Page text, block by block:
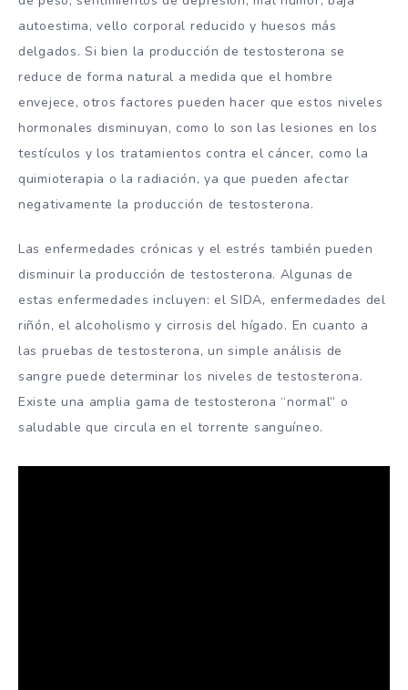
autoestima, vello corporal reducido y huesos más
delgados. Si bien la producción de testosterona se
reduce de forma natural a medida que el hombre
envejece, otros factores pueden hacer que estos niveles
hormonales disminuyan, como lo son las lesiones en los
testículos y los tratamientos contra el cáncer, como la
quimioterapia o la radiación, ya que pueden afectar
negativamente la producción de testosterona.
Las enfermedades crónicas y el estrés también pueden
disminuir la producción de testosterona. Algunas de
estas enfermedades incluyen: el SIDA, enfermedades del
riñón, el alcoholismo y cirrosis del hígado. En cuanto a
las pruebas de testosterona, un simple análisis de
sangre puede determinar los niveles de testosterona.
Existe una amplia gama de testosterona “normal” o
saludable que circula en el torrente sanguíneo.